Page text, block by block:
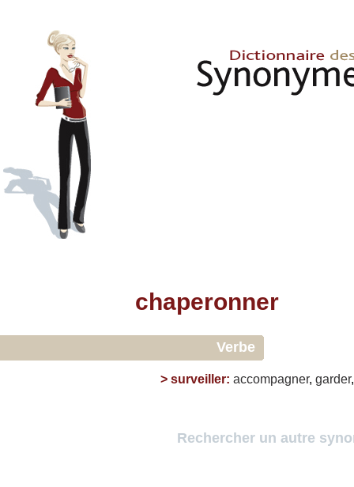
chaperonner
Verbe
> surveiller: accompagner, garder
Rechercher un autre